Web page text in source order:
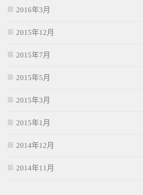
2016年3月
2015年12月
2015年7月
2015年5月
2015年3月
2015年1月
2014年12月
2014年11月